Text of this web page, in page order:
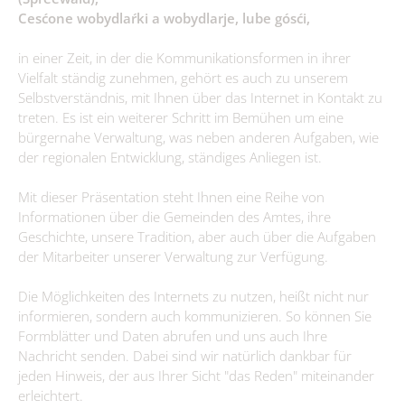
Trink- & Abwasserzweckverband
Beauftragte
Kommunalpolitik/Sitzungen
Wahlen/Volksbegehren
Steuern & Abgaben
Offenlagen
Geoportal
Schiedsstelle
Fundbüro
Fundtiere
Zahlen & Statistik
Formularservice
Entwicklungskonzept IKEK
Gewerbe melden
Hort "Lipa" Burg (Spreewald)/Bórkowy (Błota)
Grundschule "Mato Kosyk" Briesen/Brjazyna
Grund- und Oberschule Mina Witkojc" Burg (Spreewald)/Bórkowy
(Błota)
Dorfgemeinschaftshäuser
Heimatstube Burg (Spreewald) / Bórkowy (Błota)
Heimatmuseum Dissen / Dešno
Slawischer Siedlunsgausschnitt "Stary lud" in Dissen / Dešno
Veranstaltungen
Spreewaldbibliothek
Kirchen
Spenden & Sponsoring
Cesćone wobydlaŕki a wobydlarje, lube gósći,
in einer Zeit, in der die Kommunikationsformen in ihrer
Vielfalt ständig zunehmen, gehört es auch zu unserem
Selbstverständnis, mit Ihnen über das Internet in Kontakt zu
treten. Es ist ein weiterer Schritt im Bemühen um eine
bürgernahe Verwaltung, was neben anderen Aufgaben, wie
der regionalen Entwicklung, ständiges Anliegen ist.
Mit dieser Präsentation steht Ihnen eine Reihe von
Informationen über die Gemeinden des Amtes, ihre
Geschichte, unsere Tradition, aber auch über die Aufgaben
der Mitarbeiter unserer Verwaltung zur Verfügung.
Die Möglichkeiten des Internets zu nutzen, heißt nicht nur
informieren, sondern auch kommunizieren. So können Sie
Formblätter und Daten abrufen und uns auch Ihre
Nachricht senden. Dabei sind wir natürlich dankbar für
jeden Hinweis, der aus Ihrer Sicht "das Reden" miteinander
erleichtert.